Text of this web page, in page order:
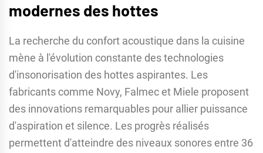
modernes des hottes
La recherche du confort acoustique dans la cuisine
mène à l'évolution constante des technologies
d'insonorisation des hottes aspirantes. Les
fabricants comme Novy, Falmec et Miele proposent
des innovations remarquables pour allier puissance
d'aspiration et silence. Les progrès réalisés
permettent d'atteindre des niveaux sonores entre 36